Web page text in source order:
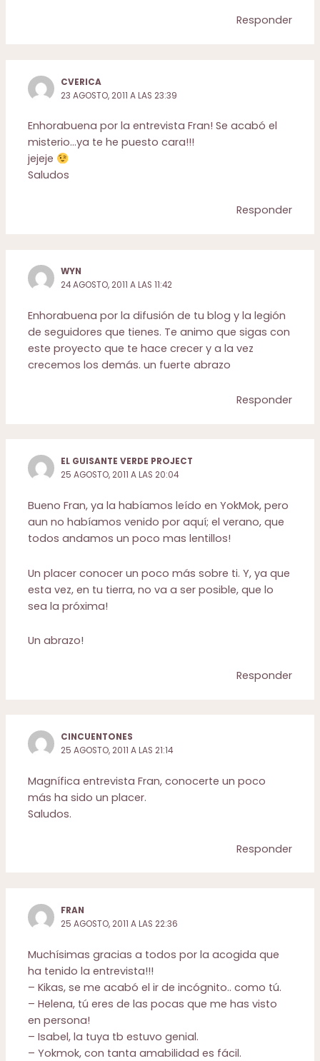
Responder
CVERICA
23 AGOSTO, 2011 A LAS 23:39
Enhorabuena por la entrevista Fran! Se acabó el
misterio…ya te he puesto cara!!!
jejeje
Saludos
Responder
WYN
24 AGOSTO, 2011 A LAS 11:42
Enhorabuena por la difusión de tu blog y la legión
de seguidores que tienes. Te animo que sigas con
este proyecto que te hace crecer y a la vez
crecemos los demás. un fuerte abrazo
Responder
EL GUISANTE VERDE PROJECT
25 AGOSTO, 2011 A LAS 20:04
Bueno Fran, ya la habíamos leído en YokMok, pero
aun no habíamos venido por aquí; el verano, que
todos andamos un poco mas lentillos!
Un placer conocer un poco más sobre ti. Y, ya que
esta vez, en tu tierra, no va a ser posible, que lo
sea la próxima!
Un abrazo!
Responder
CINCUENTONES
25 AGOSTO, 2011 A LAS 21:14
Magnífica entrevista Fran, conocerte un poco
más ha sido un placer.
Saludos.
Responder
FRAN
25 AGOSTO, 2011 A LAS 22:36
Muchísimas gracias a todos por la acogida que
ha tenido la entrevista!!!
– Kikas, se me acabó el ir de incógnito.. como tú.
– Helena, tú eres de las pocas que me has visto
en persona!
– Isabel, la tuya tb estuvo genial.
– Yokmok, con tanta amabilidad es fácil.